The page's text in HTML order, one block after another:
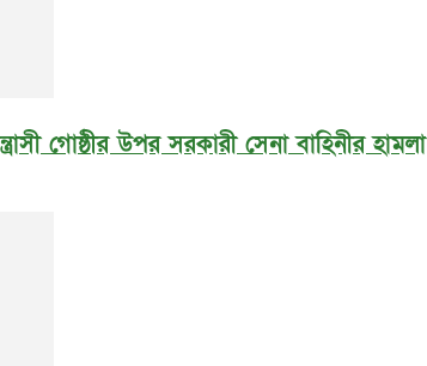
গোষ্ঠীর উপর সরকারী সেনা বাহিনীর হামলা